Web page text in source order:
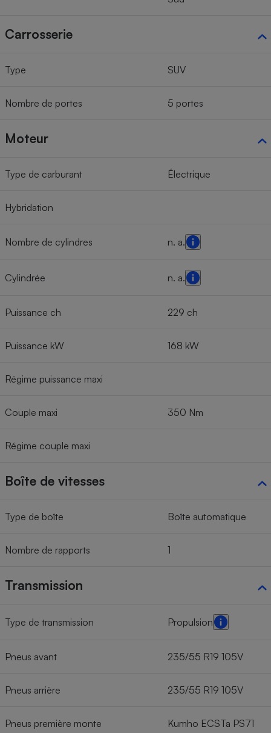
Carrosserie
Type SUV
Nombre de portes 5 portes
Moteur
Type de carburant Électrique
Hybridation
Nombre de cylindres n. a.
Cylindrée n. a.
Puissance ch 229 ch
Puissance kW 168 kW
Régime puissance maxi
Couple maxi 350 Nm
Régime couple maxi
Boîte de vitesses
Type de boîte Boîte automatique
Nombre de rapports 1
Transmission
Type de transmission Propulsion
Pneus avant 235/55 R19 105V
Pneus arrière 235/55 R19 105V
Pneus première monte Kumho ECSTa PS71